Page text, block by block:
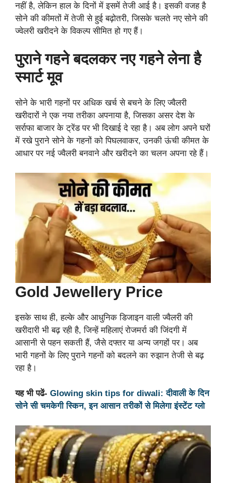
नहीं है, लेकिन हाल के दिनों में इसमें तेजी आई है। इसकी वजह है
सोने की कीमतों में तेजी से हुई बढ़ोतरी, जिसके चलते नए सोने की
ज्वेलरी खरीदने के विकल्प सीमित हो गए हैं।
पुराने गहने बदलकर नए गहने लेना है
स्मार्ट मूव
सोने के भारी गहनों पर अधिक खर्च से बचने के लिए ज्वैलरी
खरीदारों ने एक नया तरीका अपनाया है, जिसका असर देश के
सर्राफा बाजार के ट्रेंड पर भी दिखाई दे रहा है। अब लोग अपने घरों
में रखे पुराने सोने के गहनों को पिघलवाकर, उनकी ऊंची कीमत के
आधार पर नई ज्वैलरी बनवाने और खरीदने का चलन अपना रहे हैं।
Gold Jewellery Price
इसके साथ ही, हल्के और आधुनिक डिजाइन वाली ज्वैलरी की
खरीदारी भी बढ़ रही है, जिन्हें महिलाएं रोजमर्रा की जिंदगी में
आसानी से पहन सकती हैं, जैसे दफ्तर या अन्य जगहों पर। अब
भारी गहनों के लिए पुराने गहनों को बदलने का रुझान तेजी से बढ़
रहा है।
यह भी पढें- Glowing skin tips for diwali: दीवाली के दिन
सोने सी चमकेगी स्किन, इन आसान तरीकों से मिलेगा इंस्टेंट ग्लो